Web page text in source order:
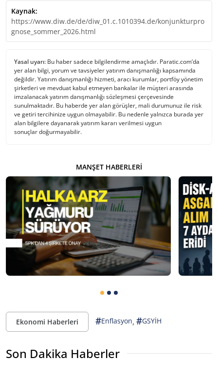
Kaynak:
https://www.diw.de/de/diw_01.c.1010394.de/konjunkturpro
gnose_sommer_2026.html
Yasal uyarı: Bu haber sadece bilgilendirme amaçlıdır. Paratic.com’da
yer alan bilgi, yorum ve tavsiyeler yatırım danışmanlığı kapsamında
değildir. Yatırım danışmanlığı hizmeti, aracı kurumlar, portföy yönetim
şirketleri ve mevduat kabul etmeyen bankalar ile müşteri arasında
imzalanacak yatırım danışmanlığı sözleşmesi çerçevesinde
sunulmaktadır. Bu haberde yer alan görüşler, mali durumunuz ile risk
ve getiri tercihinize uygun olmayabilir. Bu nedenle yalnızca burada yer
alan bilgilere dayanarak yatırım kararı verilmesi uygun
sonuçlar doğurmayabilir.
MANŞET HABERLERI
Ekonomi Haberleri #Enflasyon, #GSYİH
Son Dakika Haberler